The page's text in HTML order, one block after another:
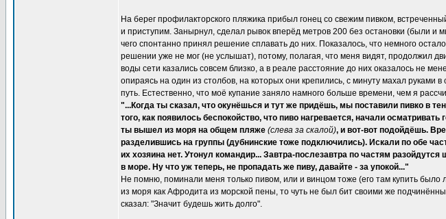
На берег профилакторского пляжика прибыл гонец со свежим пивком,
и приступим. Занырнул, сделал рывок вперёд метров 200 без остановки (были
чего спонтанно принял решение сплавать до них. Показалось, что немного
решении уже не мог (не услышат), потому, полагая, что меня видят, продолжил
воды сети казались совсем близко, а в реале расстояние до них оказалось не
опираясь на один из столбов, на которых они крепились, с минуту махал руками
путь. Естественно, что моё купание заняло намного больше времени, чем я
"...Когда ты сказал, что окунёшься и тут же придёшь, мы поставили пивко в
того, как появилось беспокойство, что пиво нагревается, начали
ты вышел из моря на общем пляже (слева за скалой), и вот-вот подойдёшь.
разделившись на группы (дубнинские тоже подключились). Искали по обе
их хозяина нет. Утонул командир... Завтра-послезавтра по частям
в море. Ну что уж теперь, не пропадать же пиву, давайте - за упокой..."
Не помню, поминали меня только пивом, или и винцом тоже (его там купить было
из моря как Афродита из морской пены, то чуть не был бит своими же
сказал: "Значит будешь жить долго".